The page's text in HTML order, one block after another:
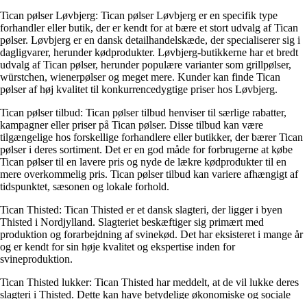
Tican pølser Løvbjerg: Tican pølser Løvbjerg er en specifik type
forhandler eller butik, der er kendt for at bære et stort udvalg af Tican
pølser. Løvbjerg er en dansk detailhandelskæde, der specialiserer sig i
dagligvarer, herunder kødprodukter. Løvbjerg-butikkerne har et bredt
udvalg af Tican pølser, herunder populære varianter som grillpølser,
würstchen, wienerpølser og meget mere. Kunder kan finde Tican
pølser af høj kvalitet til konkurrencedygtige priser hos Løvbjerg.
Tican pølser tilbud: Tican pølser tilbud henviser til særlige rabatter,
kampagner eller priser på Tican pølser. Disse tilbud kan være
tilgængelige hos forskellige forhandlere eller butikker, der bærer Tican
pølser i deres sortiment. Det er en god måde for forbrugerne at købe
Tican pølser til en lavere pris og nyde de lækre kødprodukter til en
mere overkommelig pris. Tican pølser tilbud kan variere afhængigt af
tidspunktet, sæsonen og lokale forhold.
Tican Thisted: Tican Thisted er et dansk slagteri, der ligger i byen
Thisted i Nordjylland. Slagteriet beskæftiger sig primært med
produktion og forarbejdning af svinekød. Det har eksisteret i mange år
og er kendt for sin høje kvalitet og ekspertise inden for
svineproduktion.
Tican Thisted lukker: Tican Thisted har meddelt, at de vil lukke deres
slagteri i Thisted. Dette kan have betydelige økonomiske og sociale